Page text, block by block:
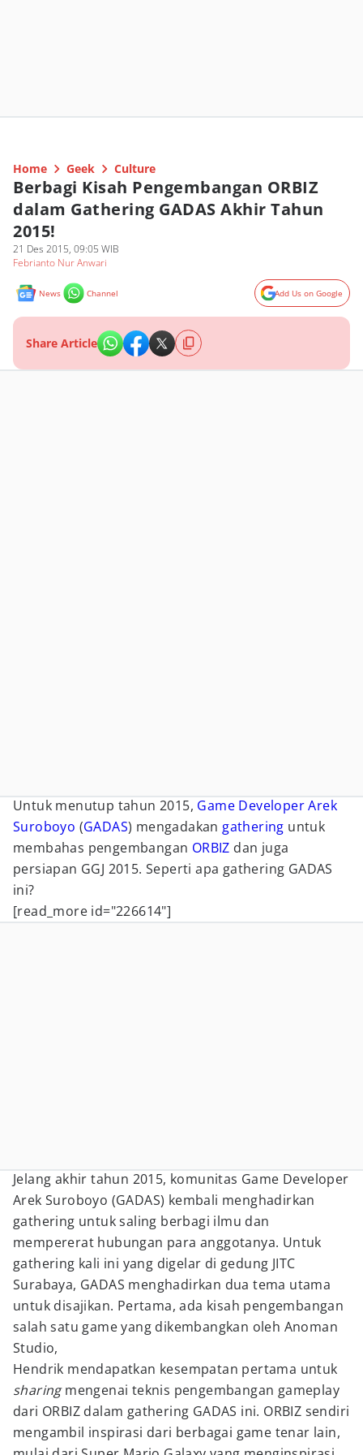
Home Geek Culture
Berbagi Kisah Pengembangan ORBIZ
dalam Gathering GADAS Akhir Tahun
2015!
21 Des 2015, 09:05 WIB
Febrianto Nur Anwari
News Channel Add Us on Google
Share Article
Untuk menutup tahun 2015, Game Developer Arek
Suroboyo (GADAS) mengadakan gathering untuk
membahas pengembangan ORBIZ dan juga
persiapan GGJ 2015. Seperti apa gathering GADAS
ini?
[read_more id="226614"]
Jelang akhir tahun 2015, komunitas Game Developer
Arek Suroboyo (GADAS) kembali menghadirkan
gathering untuk saling berbagi ilmu dan
mempererat hubungan para anggotanya. Untuk
gathering kali ini yang digelar di gedung JITC
Surabaya, GADAS menghadirkan dua tema utama
untuk disajikan. Pertama, ada kisah pengembangan
salah satu game yang dikembangkan oleh Anoman
Studio,
Hendrik mendapatkan kesempatan pertama untuk
sharingmengenai teknis pengembangan gameplay
dari ORBIZ dalam gathering GADAS ini. ORBIZ sendiri
mengambil inspirasi dari berbagai game tenar lain,